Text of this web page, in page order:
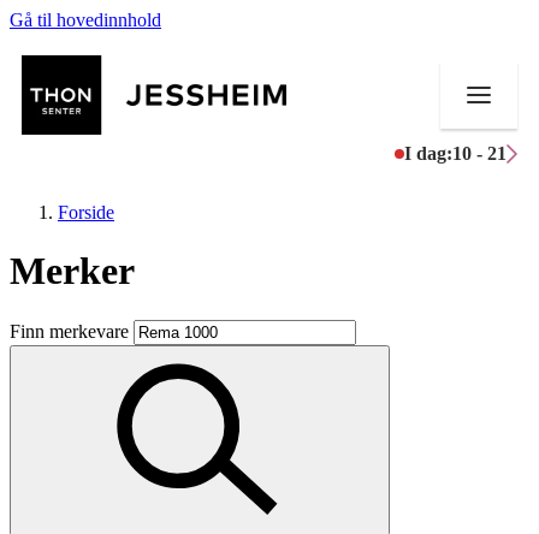
Gå til hovedinnhold
I dag:10 - 21
Butikker
Mat og drikke
Aktiviteter
Forside
Merker
Finn merkevare